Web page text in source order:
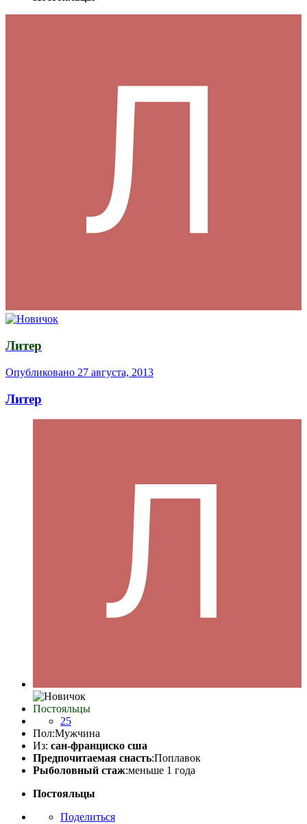
Литер
Опубликовано 27 августа, 2013
Литер
Постояльцы
25
Пол:Мужчина
Из: сан-франциско сша
Предпочитаемая снасть:Поплавок
Рыболовный стаж:меньше 1 года
Постояльцы
Поделиться